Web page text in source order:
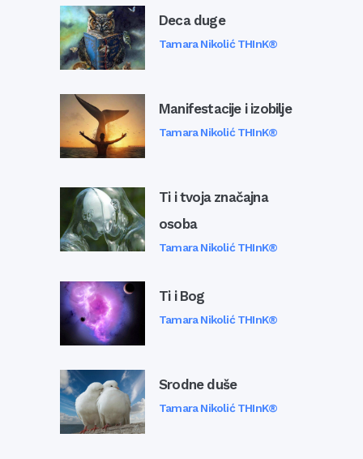
Deca duge
Tamara Nikolić THInK®
Manifestacije i izobilje
Tamara Nikolić THInK®
Ti i tvoja značajna
osoba
Tamara Nikolić THInK®
Ti i Bog
Tamara Nikolić THInK®
Srodne duše
Tamara Nikolić THInK®